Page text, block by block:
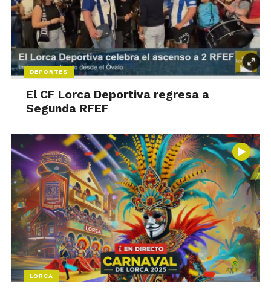
DEPORTES
El CF Lorca Deportiva regresa a
Segunda RFEF
LORCA